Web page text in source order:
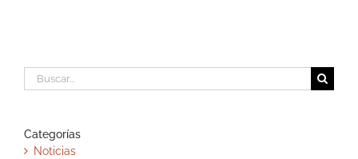
Buscar:
Categorías
Noticias